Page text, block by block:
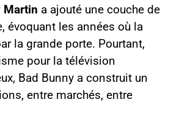
Martin a ajouté une couche de
évoquant les années où la
la grande porte. Pourtant,
pour la télévision
Bad Bunny a construit un
entre marchés, entre